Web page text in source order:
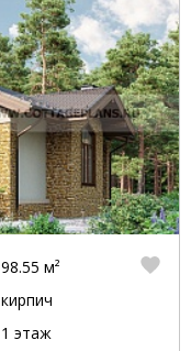
98.55 м²
кирпич
1 этаж